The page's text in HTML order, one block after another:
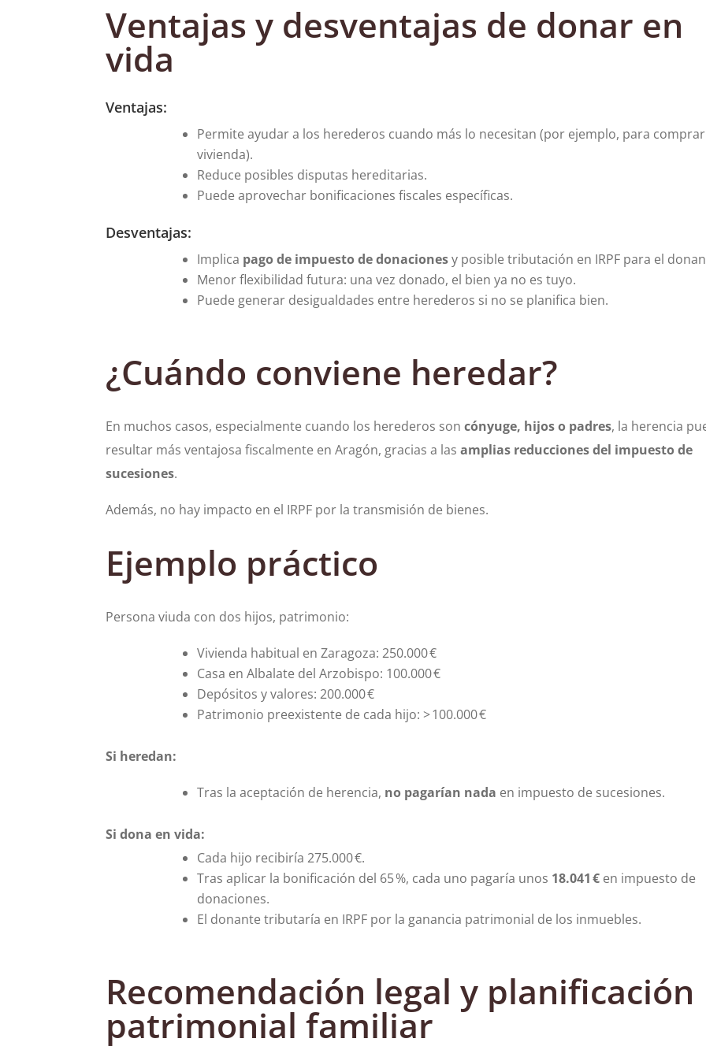
Ventajas y desventajas de donar en
vida
Ventajas:
Permite ayudar a los herederos cuando más lo necesitan (por ejemplo, para comprar
vivienda).
Reduce posibles disputas hereditarias.
Puede aprovechar bonificaciones fiscales específicas.
Desventajas:
Implica pago de impuesto de donacionesy posible tributación en IRPF para el
Menor flexibilidad futura: una vez donado, el bien ya no es tuyo.
Puede generar desigualdades entre herederos si no se planifica bien.
¿Cuándo conviene heredar?
En muchos casos, especialmente cuando los herederos soncónyuge, hijos o padres, la herencia
resultar más ventajosa fiscalmente en Aragón, gracias a lasamplias reducciones del impuesto de
sucesiones.
Además, no hay impacto en el IRPF por la transmisión de bienes.
Ejemplo práctico
Persona viuda con dos hijos, patrimonio:
Vivienda habitual en Zaragoza: 250.000 €
Casa en Albalate del Arzobispo: 100.000 €
Depósitos y valores: 200.000 €
Patrimonio preexistente de cada hijo: > 100.000 €
Si heredan:
Tras la aceptación de herencia, no pagarían nada en impuesto de sucesiones.
Si dona en vida:
Cada hijo recibiría 275.000 €.
Tras aplicar la bonificación del 65 %, cada uno pagaría unos 18.041 € en impuesto de
donaciones.
El donante tributaría en IRPF por la ganancia patrimonial de los inmuebles.
Recomendación legal y planificación
patrimonial familiar